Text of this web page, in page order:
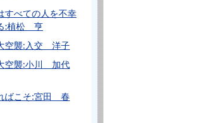
すべての人を不幸
:植松 亨
空襲:入交 洋子
空襲:小川 加代
ばこそ:宮田 春